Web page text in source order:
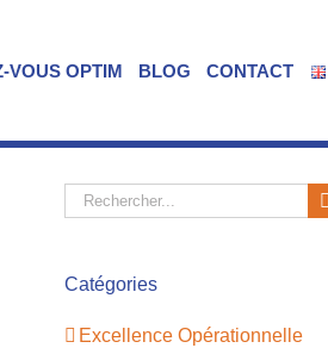
VOUS OPTIM BLOG CONTACT
Rechercher:
Catégories
Excellence Opérationnelle